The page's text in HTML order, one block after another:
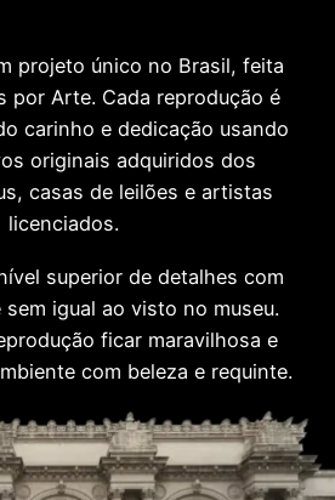
projeto único no Brasil, feita
por Arte. Cada reprodução é
carinho e dedicação usando
originais adquiridos dos
casas de leilões e artistas
licenciados.
superior de detalhes com
sem igual ao visto no museu.
ficar maravilhosa e
com beleza e requinte.